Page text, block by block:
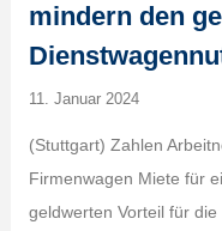
mindern den
11. Januar 2024
(Stuttgart) Zahlen
Firmenwagen Miete für
geldwerten Vorteil für